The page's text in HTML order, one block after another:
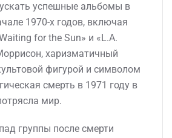
успешные альбомы в
1970-х годов, включая
for the Sun» и «L.A.
харизматичный
фигурой и символом
смерть в 1971 году в
мир.
группы после смерти